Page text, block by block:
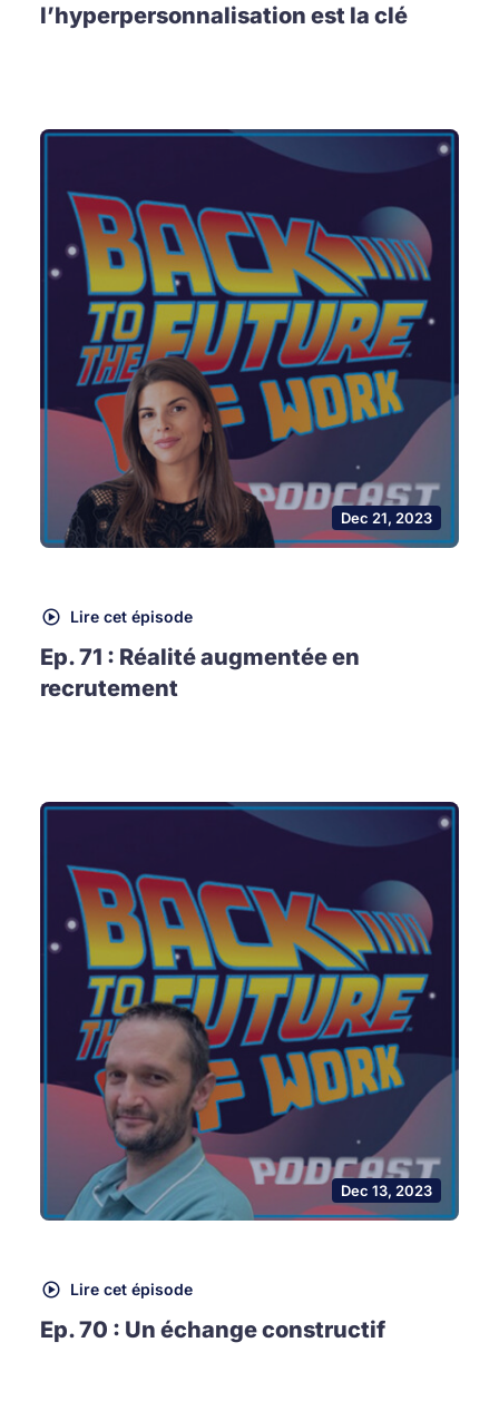
l’hyperpersonnalisation est la clé
Dec 21, 2023
Lire cet épisode
Ep. 71 : Réalité augmentée en
recrutement
Dec 13, 2023
Lire cet épisode
Ep. 70 : Un échange constructif